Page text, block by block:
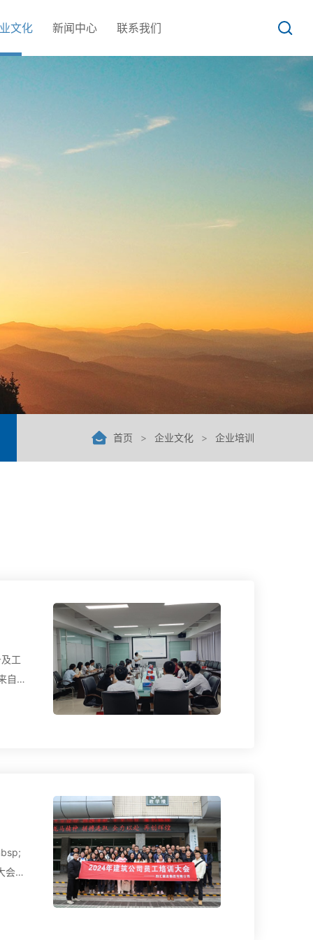
文化 新闻中心 联系我们
首页 > 企业文化 > 企业培训
工
自
会全